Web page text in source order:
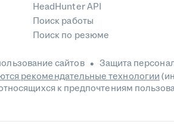
HeadHunter API
Поиск работы
Поиск по резюме
сайтов
Защита
рекомендательные технологии
к предпочтениям